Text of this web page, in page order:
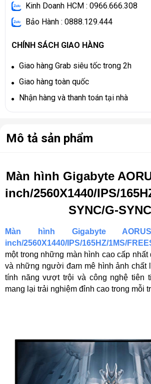
Kinh Doanh HCM : 0966.666.308
Bảo Hành : 0888.129.444
CHÍNH SÁCH GIAO HÀNG
Giao hàng Grab siêu tốc trong 2h
Giao hàng toàn quốc
Nhận hàng và thanh toán tại nhà
Mô tả sản phẩm
Màn hình Gigabyte
inch/2560X1440/IPS/
SYNC/G-
Màn hình Gigabyte
inch/2560X1440/IPS/165HZ/1MS/
một trong những màn hình cao cấp nhất
và những người đam mê hình ảnh chất
tính năng vượt trội và công nghệ tiên
mang lại trải nghiệm đỉnh cao trong mỗi